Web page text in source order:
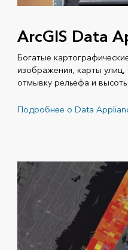
ArcGIS Data
Богатые
изображения, карты
отмывку рельефа и
Подробнее о Data